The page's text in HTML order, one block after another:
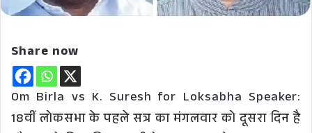
Share now
Om Birla vs K. Suresh for Loksabha Speaker:
18वीं लोकसभा के पहले सत्र का मंगलवार को दूसरा दिन है